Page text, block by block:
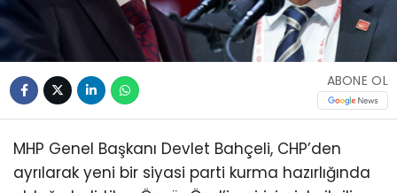
ABONE OL
MHP Genel Başkanı Devlet Bahçeli, CHP’den
ayrılarak yeni bir siyasi parti kurma hazırlığında